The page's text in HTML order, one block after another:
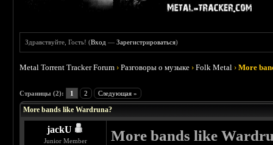
Здравствуйте, Гость! (Вход —Зарегистрироваться)
Metal Torrent Tracker Forum ›Разговоры о музыке ›Folk Metal ›More
Страницы (2): 1 2 Следующая »
More bands like Wardruna?
jackU
Junior Member More bands like